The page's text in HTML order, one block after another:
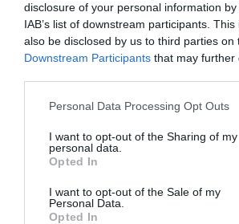
disclosure of your personal information
IAB’s list of downstream participants.
also be disclosed by us to third parties on
Downstream Participants that may further
Please note that this website/app uses
not limited to your visit or usage
grant or deny consent to Google and its
use your data for below specified
consent section.
Personal Data Processing Opt Outs
I want to opt-out of the Sharing of my
personal data.
Opted In
I want to opt-out of the Sale of my
Personal Data.
Opted In